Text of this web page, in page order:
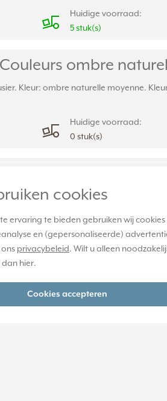
cookies
ervaring te bieden gebruiken wij cookies
en (gepersonaliseerde)
ons privacybeleid. Wilt u alleen
dan hier.
Cookies accepteren
Huidige voorraad:
5 stuk(s)
ombre
Kleur: ombre naturelle moyenne.
Huidige voorraad:
0 stuk(s)
ombre
Kleur: ombre naturelle moyenne.
Huidige voorraad:
0 stuk(s)